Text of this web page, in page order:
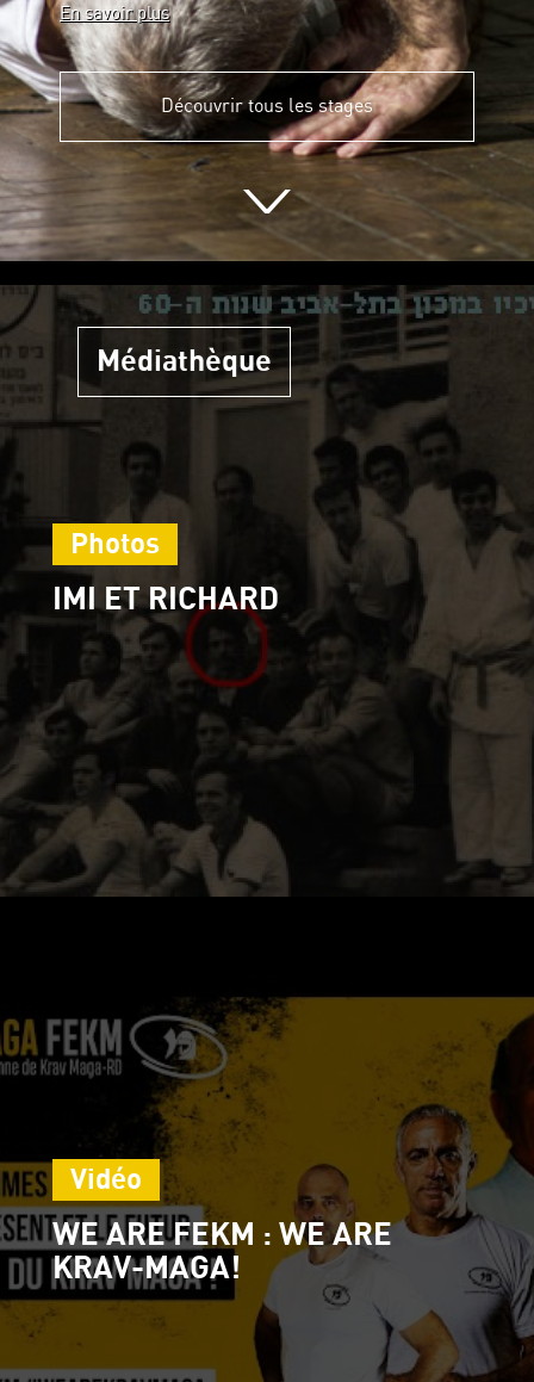
En savoir plus
Découvrir tous les stages
Médiathèque
Photos
IMI ET RICHARD
Vidéo
WE ARE FEKM : WE ARE
KRAV-MAGA!